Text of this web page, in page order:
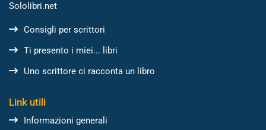
Sololibri.net
Consigli per scrittori
Ti presento i miei... libri
Uno scrittore ci racconta un libro
Link utili
Informazioni generali